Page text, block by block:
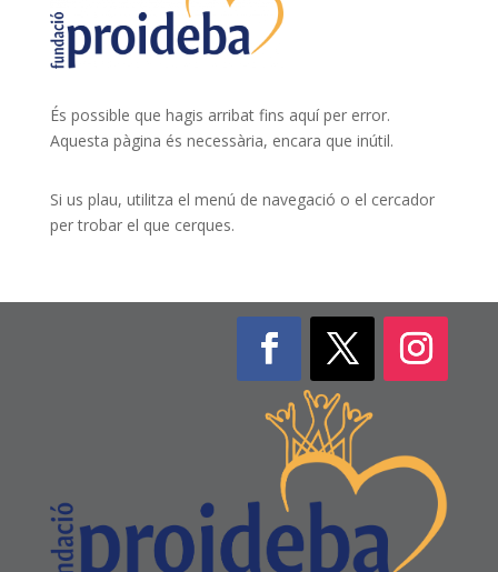
És possible que hagis arribat fins aquí per error.
Aquesta pàgina és necessària, encara que inútil.
Si us plau, utilitza el menú de navegació o el cercador
per trobar el que cerques.